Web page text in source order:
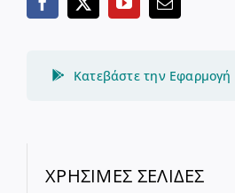
Κατεβάστε την Εφαρμογή
ΧΡΗΣΙΜΕΣ ΣΕΛΙΔΕΣ